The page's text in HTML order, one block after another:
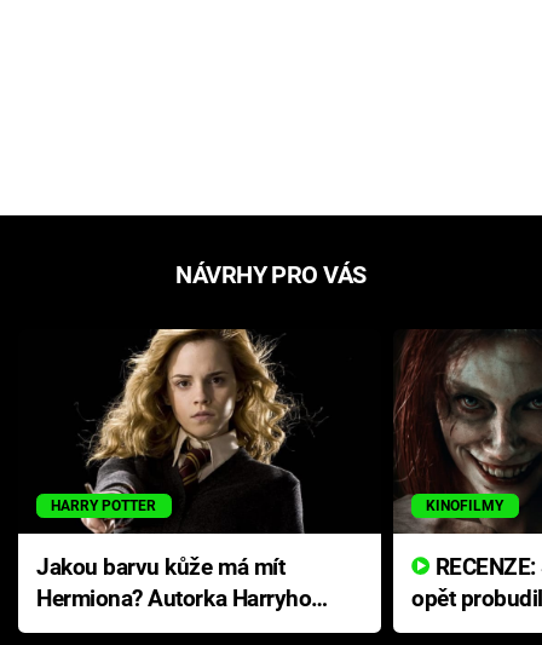
NÁVRHY PRO VÁS
HARRY POTTER
Jakou barvu kůže má mít
Hermiona? Autorka Harryho
Pottera přišla s ráznou
KINOFILMY
opět
přichází s